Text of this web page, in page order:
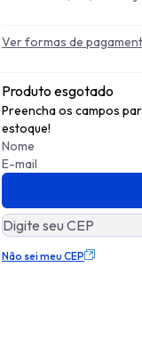
Ver formas de
Produto esgotado
Preencha os campos
estoque!
Não sei meu CEP